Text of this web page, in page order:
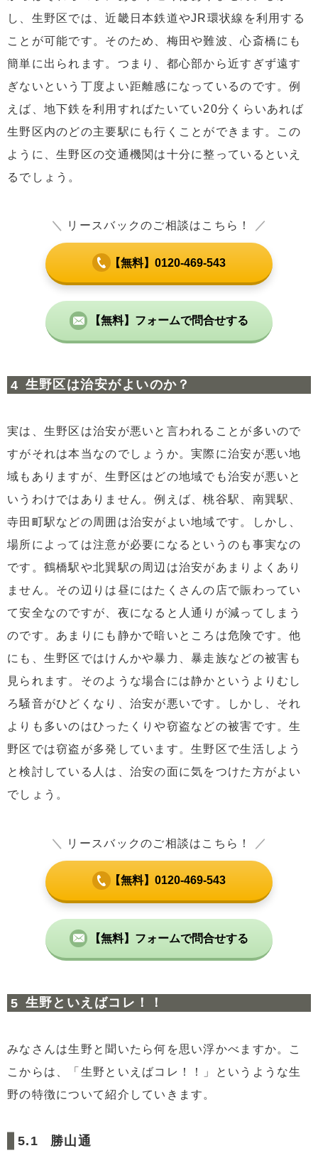
し、生野区では、近畿日本鉄道やJR環状線を利用する
ことが可能です。そのため、梅田や難波、心斎橋にも
簡単に出られます。つまり、都心部から近すぎず遠す
ぎないという丁度よい距離感になっているのです。例
えば、地下鉄を利用すればたいてい20分くらいあれば
生野区内のどの主要駅にも行くことができます。この
ように、生野区の交通機関は十分に整っているといえ
るでしょう。
＼ リースバックのご相談はこちら！ ／
【無料】0120-469-543
【無料】フォームで問合せする
生野区は治安がよいのか？
実は、生野区は治安が悪いと言われることが多いので
すがそれは本当なのでしょうか。実際に治安が悪い地
域もありますが、生野区はどの地域でも治安が悪いと
いうわけではありません。例えば、桃谷駅、南巽駅、
寺田町駅などの周囲は治安がよい地域です。しかし、
場所によっては注意が必要になるというのも事実なの
です。鶴橋駅や北巽駅の周辺は治安があまりよくあり
ません。その辺りは昼にはたくさんの店で賑わってい
て安全なのですが、夜になると人通りが減ってしまう
のです。あまりにも静かで暗いところは危険です。他
にも、生野区ではけんかや暴力、暴走族などの被害も
見られます。そのような場合には静かというよりむし
ろ騒音がひどくなり、治安が悪いです。しかし、それ
よりも多いのはひったくりや窃盗などの被害です。生
野区では窃盗が多発しています。生野区で生活しよう
と検討している人は、治安の面に気をつけた方がよい
でしょう。
＼ リースバックのご相談はこちら！ ／
【無料】0120-469-543
【無料】フォームで問合せする
生野といえばコレ！！
みなさんは生野と聞いたら何を思い浮かべますか。こ
こからは、「生野といえばコレ！！」というような生
野の特徴について紹介していきます。
勝山通